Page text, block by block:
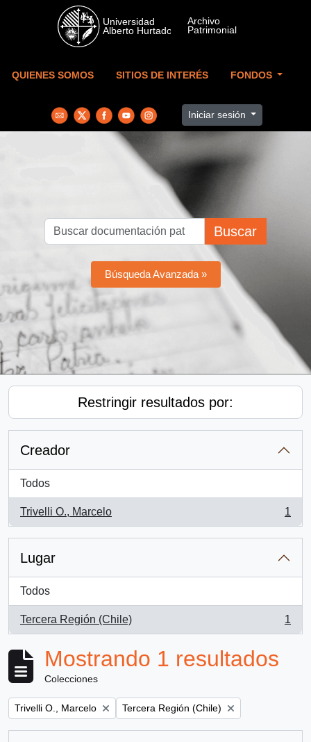
Skip to main content
QUIENES SOMOS SITIOS DE INTERÉS FONDOS
Iniciar sesión
Buscar
Búsqueda Avanzada »
Restringir resultados por:
Creador
Todos
Trivelli O., Marcelo
, 1 resultados
1
Lugar
Todos
Tercera Región (Chile)
, 1 resultados
1
Mostrando 1 resultados
Colecciones
Remove filter:
Trivelli O., Marcelo Remove filter:
Tercera Región (Chile)